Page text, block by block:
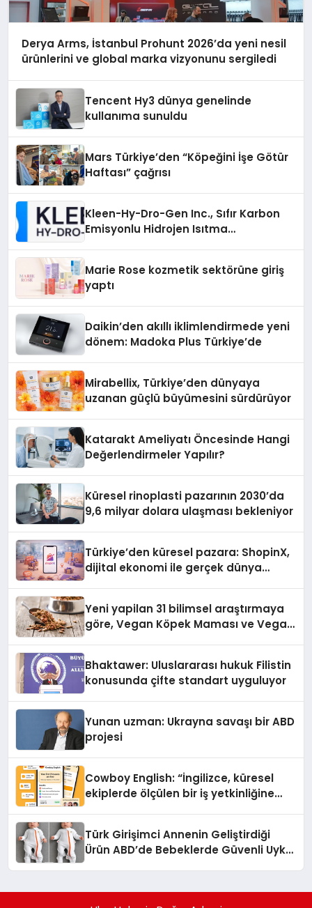
Derya Arms, İstanbul Prohunt 2026’da yeni nesil
ürünlerini ve global marka vizyonunu sergiledi
Tencent Hy3 dünya genelinde
kullanıma sunuldu
Mars Türkiye’den “Köpeğini İşe Götür
Haftası” çağrısı
Kleen-Hy-Dro-Gen Inc., Sıfır Karbon
Emisyonlu Hidrojen Isıtma
Marie Rose kozmetik sektörüne giriş
yaptı
Daikin’den akıllı iklimlendirmede yeni
dönem: Madoka Plus Türkiye’de
Mirabellix, Türkiye’den dünyaya
uzanan güçlü büyümesini sürdürüyor
Katarakt Ameliyatı Öncesinde Hangi
Değerlendirmeler Yapılır?
Küresel rinoplasti pazarının 2030’da
9,6 milyar dolara ulaşması bekleniyor
Türkiye’den küresel pazara: ShopinX,
dijital ekonomi ile gerçek dünya
Yeni yapilan 31 bilimsel araştırmaya
göre, Vegan Köpek Maması ve Vegan
Bhaktawer: Uluslararası hukuk Filistin
konusunda çifte standart uyguluyor
Yunan uzman: Ukrayna savaşı bir ABD
projesi
Cowboy English: “İngilizce, küresel
ekiplerde ölçülen bir iş yetkinliğine
Türk Girişimci Annenin Geliştirdiği
Ürün ABD’de Bebeklerde Güvenli Uyku